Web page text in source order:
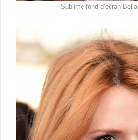
Sublime fond d’écran